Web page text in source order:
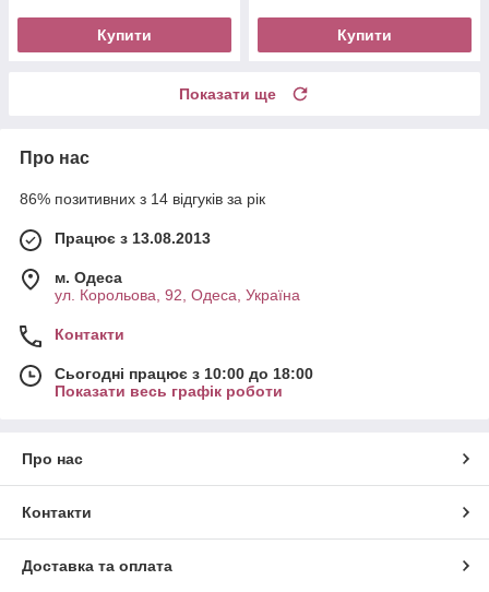
Купити Купити
Показати ще
Про нас
86% позитивних з 14 відгуків за рік
Працює з 13.08.2013
м. Одеса
ул. Корольова, 92, Одеса, Україна
Контакти
Сьогодні працює з 10:00 до 18:00
Показати весь графік роботи
Про нас
Контакти
Доставка та оплата